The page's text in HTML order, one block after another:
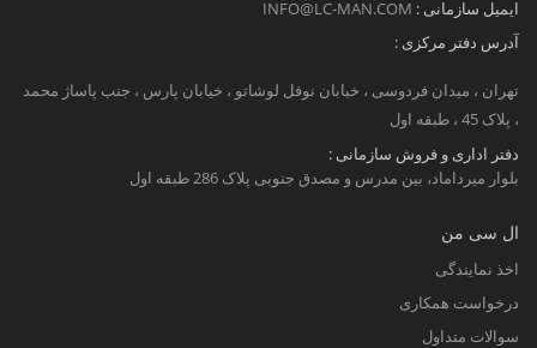
ایمیل سازمانی : INFO@LC-MAN.COM
آدرس دفتر مرکزی :
تهران ، میدان فردوسی ، خبابان نوفل لوشاتو ، خیابان پارس ، جنب پاساژ محمد
، پلاک 45 ، طبقه اول
دفتر اداری و فروش سازمانی :
بلوار میرداماد، بین مدرس و مصدق جنوبی پلاک 286 طبقه اول
ال سی من
اخذ نمایندگی
درخواست همکاری
سوالات متداول